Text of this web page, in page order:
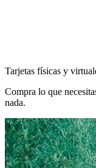
Tarjetas físicas y
Compra lo que
nada.